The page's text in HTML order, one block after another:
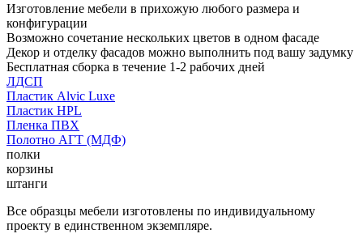
Изготовление мебели в прихожую любого размера и
конфигурации
Возможно сочетание нескольких цветов в одном фасаде
Декор и отделку фасадов можно выполнить под вашу задумку
Бесплатная сборка в течение 1-2 рабочих дней
ЛДСП
Пластик Alvic Luxe
Пластик HPL
Пленка ПВХ
Полотно АГТ (МДФ)
полки
корзины
штанги
Все образцы мебели изготовлены по индивидуальному
проекту в единственном экземпляре.